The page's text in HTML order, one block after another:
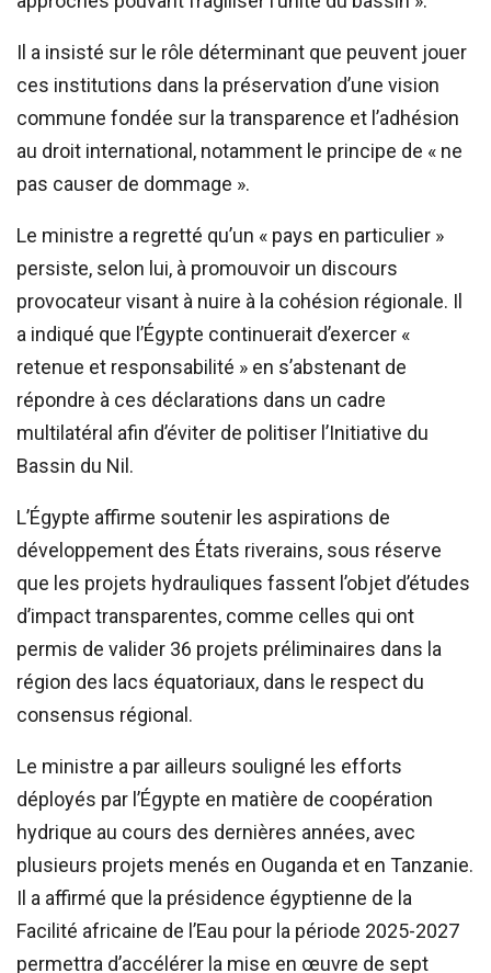
Il a insisté sur le rôle déterminant que peuvent jouer
ces institutions dans la préservation d’une vision
commune fondée sur la transparence et l’adhésion
au droit international, notamment le principe de « ne
pas causer de dommage ».
Le ministre a regretté qu’un « pays en particulier »
persiste, selon lui, à promouvoir un discours
provocateur visant à nuire à la cohésion régionale. Il
a indiqué que l’Égypte continuerait d’exercer «
retenue et responsabilité » en s’abstenant de
répondre à ces déclarations dans un cadre
multilatéral afin d’éviter de politiser l’Initiative du
Bassin du Nil.
L’Égypte affirme soutenir les aspirations de
développement des États riverains, sous réserve
que les projets hydrauliques fassent l’objet d’études
d’impact transparentes, comme celles qui ont
permis de valider 36 projets préliminaires dans la
région des lacs équatoriaux, dans le respect du
consensus régional.
Le ministre a par ailleurs souligné les efforts
déployés par l’Égypte en matière de coopération
hydrique au cours des dernières années, avec
plusieurs projets menés en Ouganda et en Tanzanie.
Il a affirmé que la présidence égyptienne de la
Facilité africaine de l’Eau pour la période 2025-2027
permettra d’accélérer la mise en œuvre de sept